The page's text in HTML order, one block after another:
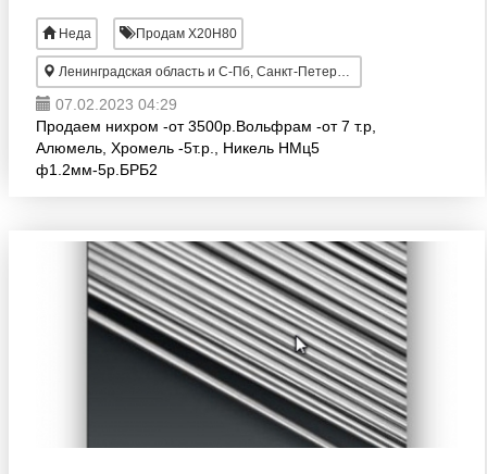
Неда Продам Х20Н80
Ленинградская область и С-Пб, Санкт-Петербург
07.02.2023 04:29
Продаем нихром -от 3500р.Вольфрам -от 7 т.р,
Алюмель, Хромель -5т.р., Никель НМц5
ф1.2мм-5р.БРБ2